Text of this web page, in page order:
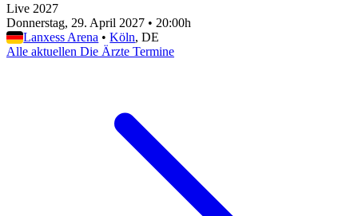
Live 2027
Donnerstag, 29. April 2027 • 20:00h
Lanxess Arena • Köln, DE
Alle aktuellen Die Ärzte Termine